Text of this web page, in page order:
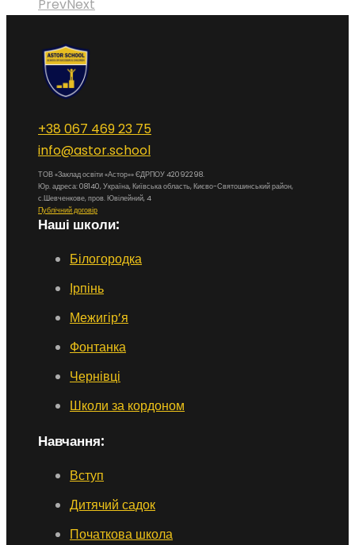
PrevNext
+38 067 469 23 75
info@astor.school
ТОВ «Заклад освіти «Астор»» ЄДРПОУ 42092298.
Юр. адреса: 08140, Україна, Київська область, Києво-Святошинський район,
с.Шевченкове, пров. Ювілейний, 4
Публічний договір
Наші школи:
Білогородка
Ірпінь
Межигір’я
Фонтанка
Чернівці
Школи за кордоном
Навчання:
Вступ
Дитячий садок
Початкова школа